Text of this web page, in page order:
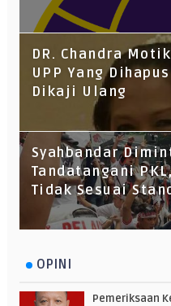
DR. Chandra
UPP Yang
Dikaji Ulang
Syahbandar
Tandatangani
Tidak Sesuai
OPINI
Pemeriksaan